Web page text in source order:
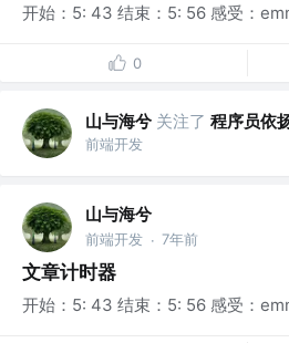
开始：5: 43 结束：5: 56 感受：
0
山与海兮 关注了 程序员依
前端开发
山与海兮
前端开发 · 7年前
文章计时器
开始：5: 43 结束：5: 56 感受：